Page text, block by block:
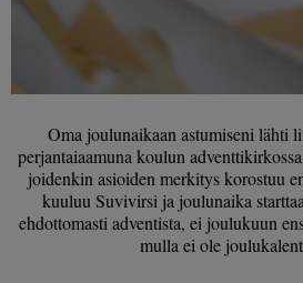
Oma joulunaikaan astumiseni lähti
perjantaiaamuna koulun
joidenkin asioiden merkitys korostuu
kuuluu Suvivirsi ja joulunaika
ehdottomasti adventista, ei joulukuun
mulla ei ole